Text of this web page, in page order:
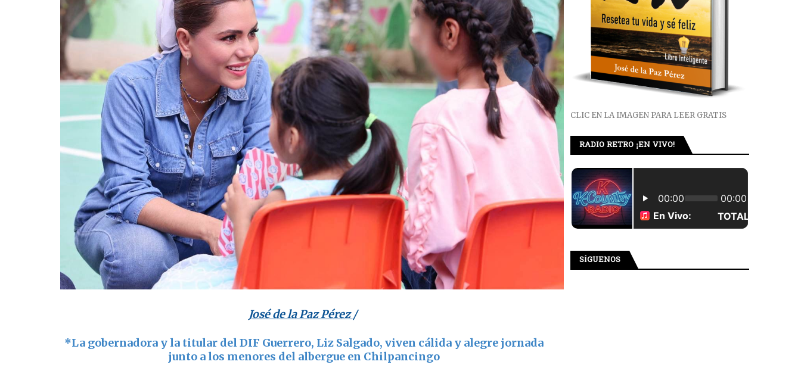
José de la Paz Pérez/
*La gobernadora y la titular del DIF Guerrero, Liz Salgado, viven cálida y alegre jornada
junto a los menores del albergue en Chilpancingo
CLIC EN LA IMAGEN PARA LEER GRATIS
RADIO RETRO ¡EN VIVO!
SÍGUENOS